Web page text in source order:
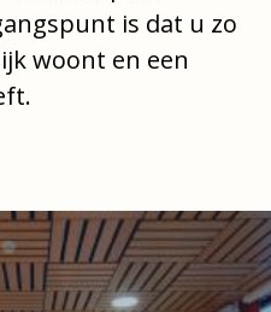
is dat u zo
woont en een